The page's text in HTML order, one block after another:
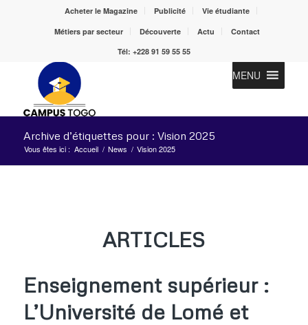
Acheter le Magazine Publicité
Vie étudiante
Métiers par secteur
Découverte Actu
Contact
Tél: +228 91 59 55 55
MENU
Archive d’étiquettes pour : Vision 2025
Vous êtes ici : Accueil / News / Vision 2025
ARTICLES
Enseignement supérieur :
L’Université de Lomé et